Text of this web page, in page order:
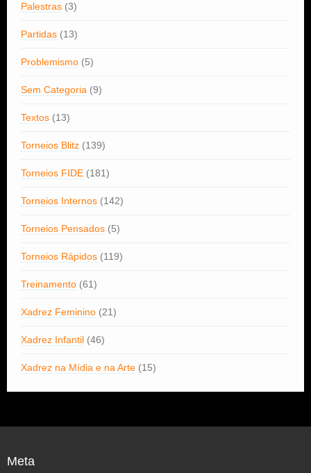
Palestras (3)
Partidas (13)
Problemismo (5)
Sem Categoria (9)
Textos (13)
Torneios Blitz (139)
Torneios FIDE (181)
Torneios Internos (142)
Torneios Pensados (5)
Torneios Rápidos (119)
Treinamento (61)
Xadrez Feminino (21)
Xadrez Infantil (46)
Xadrez na Mídia e na Arte (15)
Meta